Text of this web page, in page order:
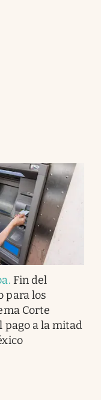
. Fin del
para los
Corte
pago a la mitad